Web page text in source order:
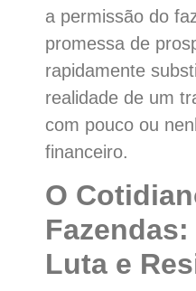
a permissão do
promessa de
rapidamente
realidade de um
com pouco ou
financeiro.
O
Luta e